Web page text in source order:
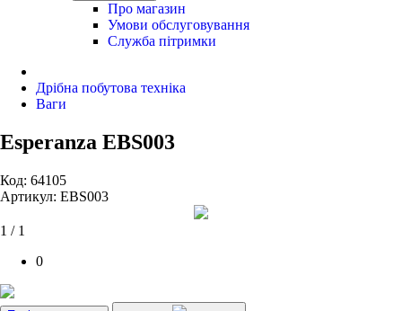
Про магазин
Умови обслуговування
Служба пітримки
Дрібна побутова техніка
Ваги
Esperanza EBS003
Код: 64105
Артикул: EBS003
1 / 1
0